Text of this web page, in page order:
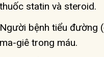
thuốc statin và steroid.
Người bệnh tiểu đường
ma-giê trong máu.